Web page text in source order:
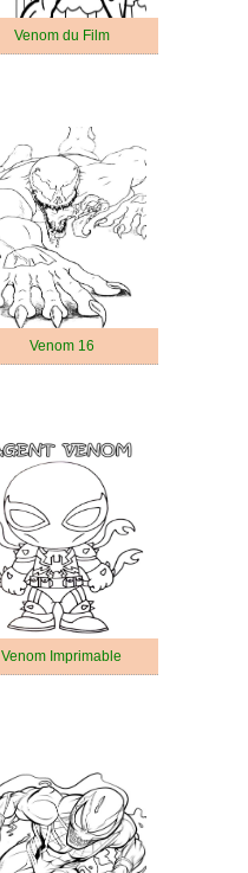
Venom du Film
Venom 16
Venom Imprimable